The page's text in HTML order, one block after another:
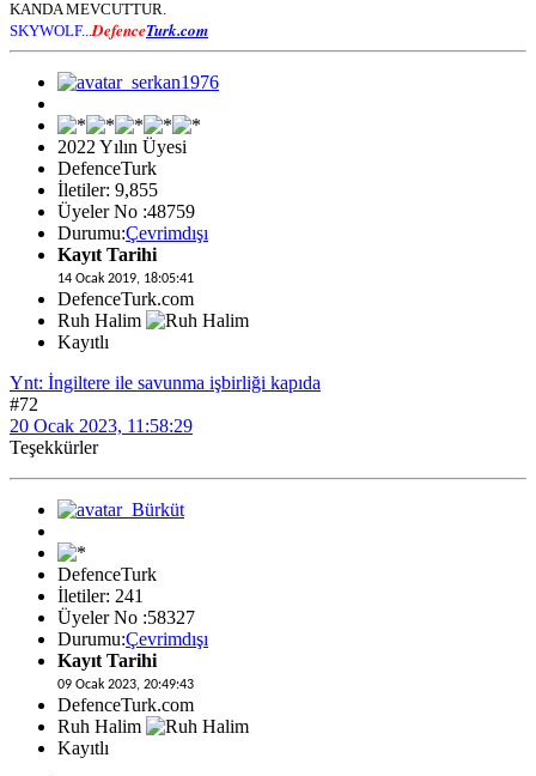
KANDA MEVCUTTUR.
SKYWOLF... DefenceTurk.com
2022 Yılın Üyesi
DefenceTurk
İletiler: 9,855
Üyeler No :48759
Durumu:Çevrimdışı
Kayıt Tarihi
14 Ocak 2019, 18:05:41
DefenceTurk.com
Ruh Halim
Kayıtlı
Ynt: İngiltere ile savunma işbirliği kapıda
#72
20 Ocak 2023, 11:58:29
Teşekkürler
DefenceTurk
İletiler: 241
Üyeler No :58327
Durumu:Çevrimdışı
Kayıt Tarihi
09 Ocak 2023, 20:49:43
DefenceTurk.com
Ruh Halim
Kayıtlı